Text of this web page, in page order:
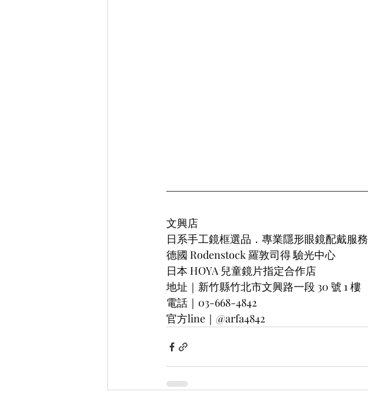
文興店
日系手工鏡框選品．專業隱形眼鏡配戴服務
德國 Rodenstock 羅敦司得 驗光中心
日本 HOYA 兒童鏡片指定合作店
地址｜新竹縣竹北市文興路一段 30 號 1 樓
電話｜03-668-4842
官方line｜@arfa4842